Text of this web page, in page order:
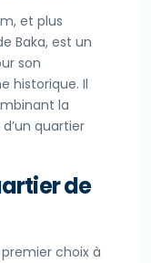
et plus
Baka, est un
son
historique. Il
la
quartier
de
choix à